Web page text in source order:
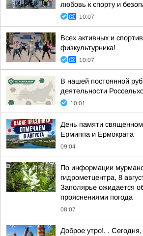
любовь к спорту и
10:07
Всех активных и
физкультурника!
10:07
В нашей постоянной
деятельности
10:01
День памяти
Ермиппа и Ермократа
09:04
По информации
гидрометцентра, 8
Заполярье ожидается
прояснениями погода
08:07
Доброе утро!. . Сегодня,